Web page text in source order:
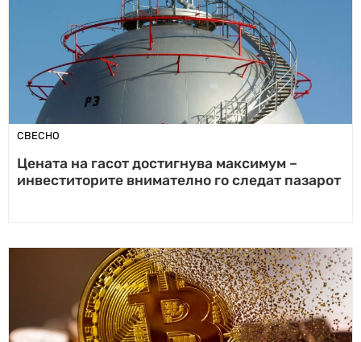
СВЕСНО
Цената на гасот достигнува максимум –
инвеститорите внимателно го следат пазарот